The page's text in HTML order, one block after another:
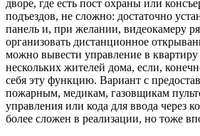
дворе, где есть пост охраны или
подъездов, не сложно: достаточно
панель и, при желании, видеокамеру
организовать дистанционное
можно вывести управление в
нескольких жителей дома, если,
себя эту функцию. Вариант с
пожарным, медикам, газовщикам
управления или кода для ввода через
более сложен в реализации, но тоже